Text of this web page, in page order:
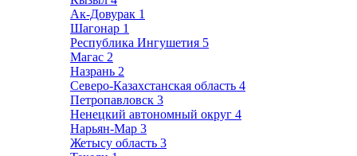
Ак-Довурак 1
Шагонар 1
Республика Ингушетия 5
Магас 2
Назрань 2
Северо-Казахстанская область 4
Петропавловск 3
Ненецкий автономный округ 4
Нарьян-Мар 3
Жетысу область 3